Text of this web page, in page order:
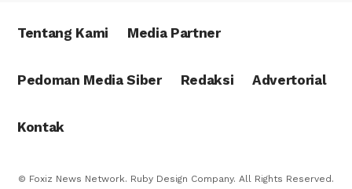
Tentang Kami Media Partner
Pedoman Media Siber Redaksi Advertorial
Kontak
© Foxiz News Network. Ruby Design Company. All Rights Reserved.